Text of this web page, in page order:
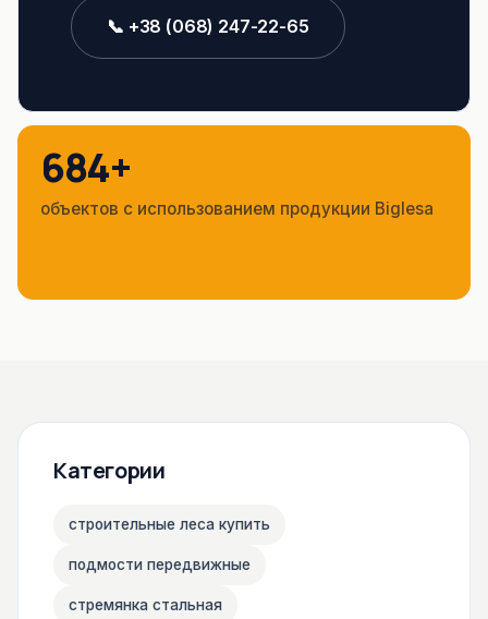
📞 +38 (068) 247-22-65
684+
объектов с использованием продукции Biglesa
Категории
строительные леса купить
подмости передвижные
стремянка стальная